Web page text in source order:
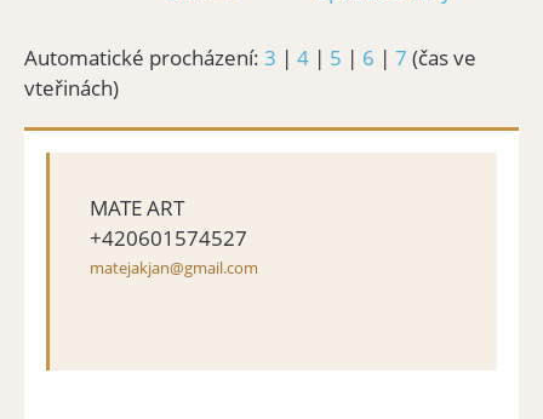
Automatické procházení: 3 | 4 | 5 | 6 | 7 (čas ve
vteřinách)
MATE ART
+420601574527
matejakjan@gmail.com